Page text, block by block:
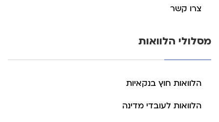
צרו קשר
מסלולי הלוואות
הלוואות חוץ בנקאיות
הלוואות לעובדי מדינה